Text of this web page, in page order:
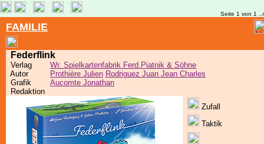
Seite 1 von 1
FAMILIE
Federflink
Verlag
Wr. Spielkartenfabrik Ferd.Piatnik & Söhne
Autor
Prothière Julien Rodriguez Juan Jean Charles
Grafik
Aucomte Jonathan
Redaktion
Zufall
Taktik